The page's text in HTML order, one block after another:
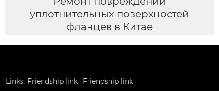
уплотнительных поверхностей
фланцев в Китае
Links: Friendship link Friendship link